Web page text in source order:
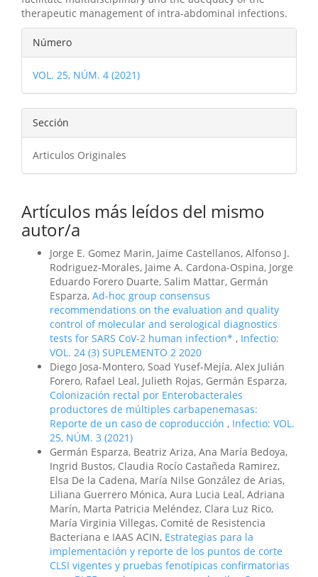
therapeutic management of intra-abdominal infections.
Detalles
del
artículo
Número
VOL. 25, NÚM. 4 (2021)
Sección
Articulos Originales
Artículos más leídos del mismo
autor/a
Jorge E. Gomez Marin, Jaime Castellanos, Alfonso J.
Rodriguez-Morales, Jaime A. Cardona-Ospina, Jorge
Eduardo Forero Duarte, Salim Mattar, Germán
Esparza, Ad-hoc group consensus
recommendations on the evaluation and quality
control of molecular and serological diagnostics
tests for SARS CoV-2 human infection* , Infectio:
VOL. 24 (3) SUPLEMENTO 2 2020
Diego Josa-Montero, Soad Yusef-Mejía, Alex Julián
Forero, Rafael Leal, Julieth Rojas, Germán Esparza,
Colonización rectal por Enterobacterales
productores de múltiples carbapenemasas:
Reporte de un caso de coproducción , Infectio: VOL.
25, NÚM. 3 (2021)
Germán Esparza, Beatriz Ariza, Ana María Bedoya,
Ingrid Bustos, Claudia Rocío Castañeda Ramirez,
Elsa De la Cadena, María Nilse González de Arias,
Liliana Guerrero Mónica, Aura Lucia Leal, Adriana
Marín, Marta Patricia Meléndez, Clara Luz Rico,
María Virginia Villegas, Comité de Resistencia
Bacteriana e IAAS ACIN, Estrategias para la
implementación y reporte de los puntos de corte
CLSI vigentes y pruebas fenotípicas confirmatorias